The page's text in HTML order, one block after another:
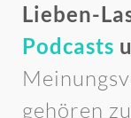
Lieben-
Podcasts
gehören